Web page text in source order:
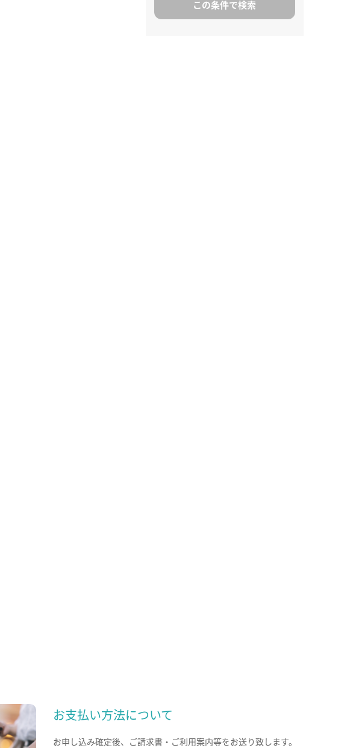
お支払い方法について
お申し込み確定後、ご請求書・ご利用案内等をお送り致します。